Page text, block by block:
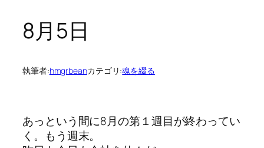
8月5日
執筆者:hmgrbeanカテゴリ:魂を綴る
あっという間に8月の第１週目が終わってい
く。もう週末。